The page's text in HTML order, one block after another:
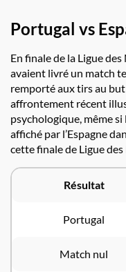
Portugal vs
En finale de la Ligue
avaient livré un match
remporté aux tirs au
affrontement récent
psychologique, même
affiché par l’Espagne
cette finale de Ligue
Résultat
Portugal
Match nul